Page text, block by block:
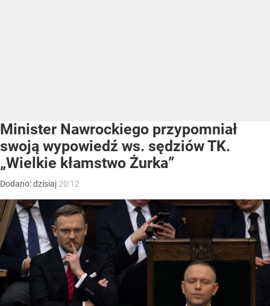
Minister Nawrockiego przypomniał
swoją wypowiedź ws. sędziów TK.
„Wielkie kłamstwo Żurka”
Dodano:dzisiaj 20:12